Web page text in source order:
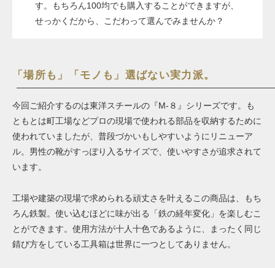
す。もちろん100均でも購入することができますが、
せっかくだから、こだわって選んでみませんか？
「場所も」「モノも」選ばない実力派。
今回ご紹介するのは東洋スチールの『M-８』シリーズです。も
ともとは町工場などプロの現場で使われる部品を収納するために
使われていましたが、普段づかいもしやすいようにリニューア
ル。男性の靴がすっぽり入るサイズで、使いやすさが追求されて
います。
工場や建築の現場で求められる頑丈さを叶えるこの商品は、もち
ろん鉄製。使い込むほどに味が出る「鉄の経年変化」を楽しむこ
とができます。使用方法が十人十色であるように、まったく同じ
錆び方をしている工具箱は世界に一つとしてありません。